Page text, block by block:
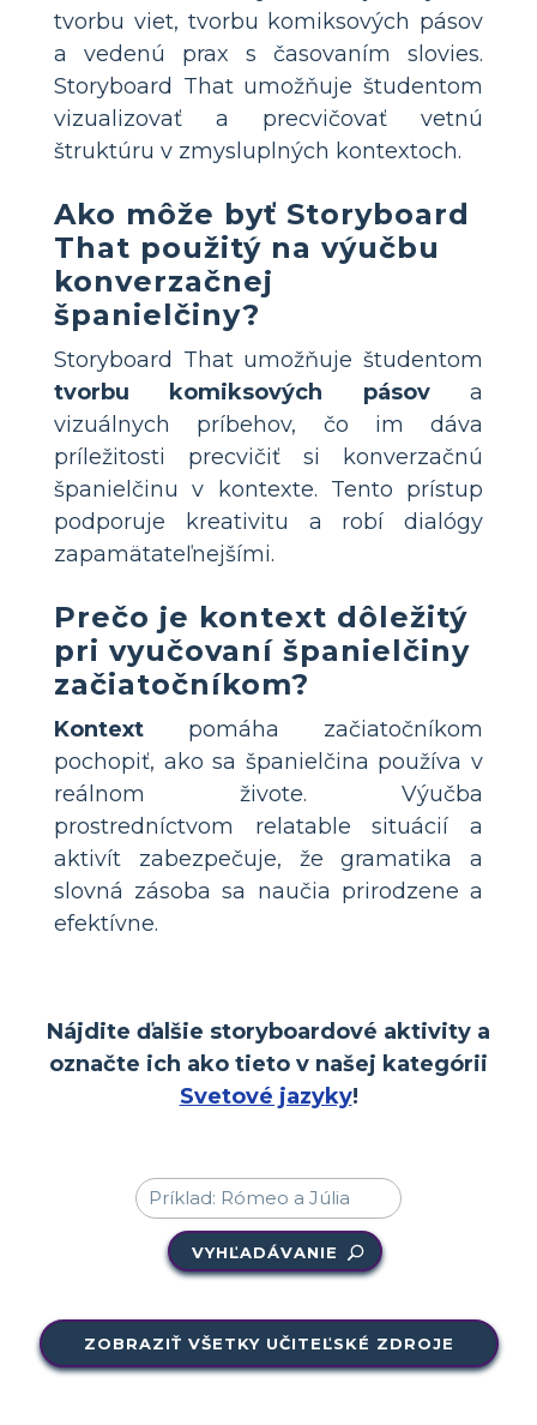
tvorbu viet, tvorbu komiksových pásov
a vedenú prax s časovaním slovies.
Storyboard That umožňuje študentom
vizualizovať a precvičovať vetnú
štruktúru v zmysluplných kontextoch.
Ako môže byť Storyboard
That použitý na výučbu
konverzačnej
španielčiny?
Storyboard That umožňuje študentom
tvorbu komiksových pásova
vizuálnych príbehov, čo im dáva
príležitosti precvičiť si konverzačnú
španielčinu v kontexte. Tento prístup
podporuje kreativitu a robí dialógy
zapamätateľnejšími.
Prečo je kontext dôležitý
pri vyučovaní španielčiny
začiatočníkom?
Kontext pomáha začiatočníkom
pochopiť, ako sa španielčina používa v
reálnom živote. Výučba
prostredníctvom relatable situácií a
aktivít zabezpečuje, že gramatika a
slovná zásoba sa naučia prirodzene a
efektívne.
Nájdite ďalšie storyboardové aktivity a
označte ich ako tieto v našej kategórii
Svetové jazyky!
VYHĽADÁVANIE
ZOBRAZIŤ VŠETKY UČITEĽSKÉ ZDROJE